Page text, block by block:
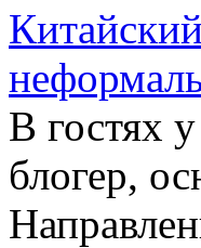
В гостях
блогер,